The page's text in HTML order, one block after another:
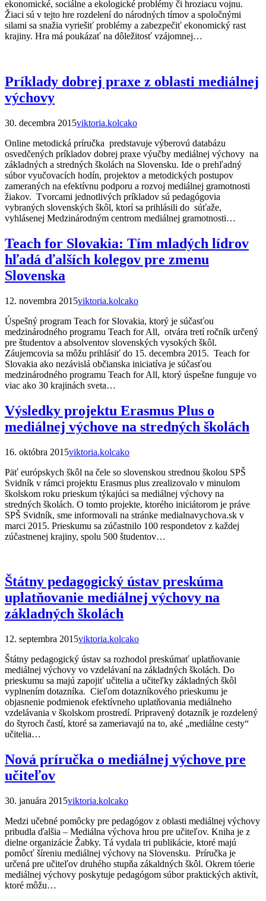
ekonomické, sociálne a ekologické problémy či hroziacu vojnu.
Žiaci sú v tejto hre rozdelení do národných tímov a spoločnými
silami sa snažia vyriešiť problémy a zabezpečiť ekonomický rast
krajiny. Hra má poukázať na dôležitosť vzájomnej…
Príklady dobrej praxe z oblasti mediálnej
výchovy
30. decembra 2015viktoria.kolcako
Online metodická príručka predstavuje výberovú databázu
osvedčených príkladov dobrej praxe výučby mediálnej výchovy na
základných a stredných školách na Slovensku. Ide o prehľadný
súbor vyučovacích hodín, projektov a metodických postupov
zameraných na efektívnu podporu a rozvoj mediálnej gramotnosti
žiakov. Tvorcami jednotlivých príkladov sú pedagógovia
vybraných slovenských škôl, ktorí sa prihlásili do súťaže,
vyhlásenej Medzinárodným centrom mediálnej gramotnosti…
Teach for Slovakia: Tím mladých lídrov
hľadá ďalších kolegov pre zmenu
Slovenska
12. novembra 2015viktoria.kolcako
Úspešný program Teach for Slovakia, ktorý je súčasťou
medzinárodného programu Teach for All, otvára tretí ročník určený
pre študentov a absolventov slovenských vysokých škôl.
Záujemcovia sa môžu prihlásiť do 15. decembra 2015. Teach for
Slovakia ako nezávislá občianska iniciatíva je súčasťou
medzinárodného programu Teach for All, ktorý úspešne funguje vo
viac ako 30 krajinách sveta…
Výsledky projektu Erasmus Plus o
mediálnej výchove na stredných školách
16. októbra 2015viktoria.kolcako
Päť európskych škôl na čele so slovenskou strednou školou SPŠ
Svidník v rámci projektu Erasmus plus zrealizovalo v minulom
školskom roku prieskum týkajúci sa mediálnej výchovy na
stredných školách. O tomto projekte, ktorého iniciátorom je práve
SPŠ Svidník, sme informovali na stránke medialnavychova.sk v
marci 2015. Prieskumu sa zúčastnilo 100 respondetov z každej
zúčastnenej krajiny, spolu 500 študentov…
Štátny pedagogický ústav preskúma
uplatňovanie mediálnej výchovy na
základných školách
12. septembra 2015viktoria.kolcako
Štátny pedagogický ústav sa rozhodol preskúmať uplatňovanie
mediálnej výchovy vo vzdelávaní na základných školách. Do
prieskumu sa majú zapojiť učitelia a učiteľky základných škôl
vyplnením dotazníka. Cieľom dotazníkového prieskumu je
objasnenie podmienok efektívneho uplatňovania mediálneho
vzdelávania v školskom prostredí. Pripravený dotazník je rozdelený
do štyroch častí, ktoré sa zameriavajú na to, aké „mediálne cesty“
učitelia…
Nová príručka o mediálnej výchove pre
učiteľov
30. januára 2015viktoria.kolcako
Medzi učebné pomôcky pre pedagógov z oblasti mediálnej výchovy
pribudla ďalšia – Mediálna výchova hrou pre učiteľov. Kniha je z
dielne organizácie Žabky. Tá vydala tri publikácie, ktoré majú
pomôcť šíreniu mediálnej výchovy na Slovensku. Príručka je
určená pre učiteľov druhého stupňa zákaldných škôl. Okrem tóerie
mediálnej výchovy poskytuje pedagógom súbor praktických aktivít,
ktoré môžu…